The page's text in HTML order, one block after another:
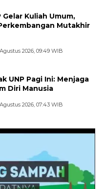
Gelar Kuliah Umum,
Mutakhir
2026, 09:49 WIB
UNP Pagi Ini: Menjaga
Diri Manusia
2026, 07:43 WIB